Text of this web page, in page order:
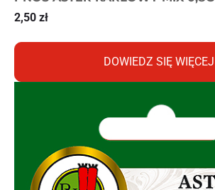
2,50 zł
DOWIEDZ SIĘ WIĘCEJ